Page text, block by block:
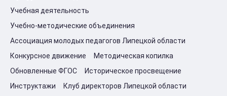
Учебная деятельность
Учебно-методические объединения
Ассоциация молодых педагогов Липецкой области
Конкурсное движение
Методическая копилка
Обновленные ФГОС
Историческое просвещение
Инструктажи
Клуб директоров Липецкой области